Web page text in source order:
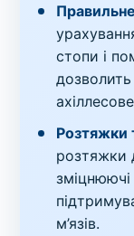
стопи і
Розтяжки
розтяжки
м’язів.